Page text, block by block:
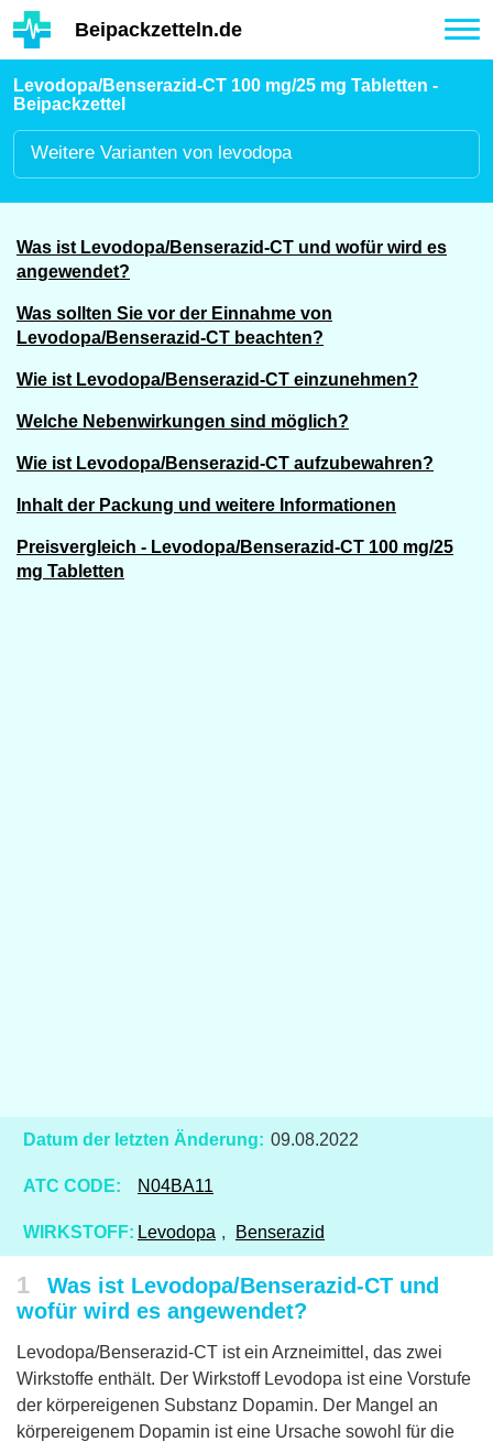
Hauptinhalt
Beipackzetteln.de
Levodopa/Benserazid-CT 100 mg/25 mg Tabletten -
Beipackzettel
Weitere Varianten von levodopa
Was ist Levodopa/Benserazid-CT und wofür wird es
angewendet?
Was sollten Sie vor der Einnahme von
Levodopa/Benserazid-CT beachten?
Wie ist Levodopa/Benserazid-CT einzunehmen?
Welche Nebenwirkungen sind möglich?
Wie ist Levodopa/Benserazid-CT aufzubewahren?
Inhalt der Packung und weitere Informationen
Preisvergleich - Levodopa/Benserazid-CT 100 mg/25
mg Tabletten
Datum der letzten Änderung: 09.08.2022
ATC CODE: N04BA11
WIRKSTOFF: Levodopa , Benserazid
1
Was ist Levodopa/Benserazid-CT und
wofür wird es angewendet?
Levodopa/Benserazid-CT ist ein Arzneimittel, das zwei
Wirkstoffe enthält. Der Wirkstoff Levodopa ist eine Vorstufe
der körpereigenen Substanz Dopamin. Der Mangel an
körpereigenem Dopamin ist eine Ursache sowohl für die